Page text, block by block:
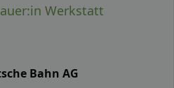
Werkstatt
Bahn AG